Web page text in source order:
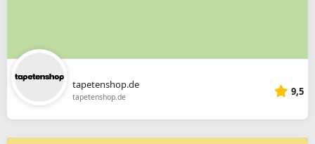
tapetenshop.de
tapetenshop.de 9,5